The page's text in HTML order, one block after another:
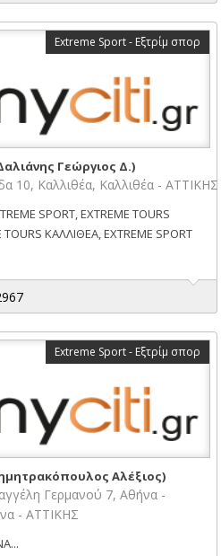
Extreme Sport - Εξτρίμ σπορ
Γεώργιος Δ.)
10, Καλλιθέα, Καλλιθέα - ΑΤΤΙΚΗΣ
SPORT, EXTREME TOURS
TOURS ΚΑΛΛΙΘΕΑ, EXTREME SPORT
Extreme Sport - Εξτρίμ σπορ
Αλέξιος)
Γερμανού 7, Αθήνα -
- ΑΤΤΙΚΗΣ